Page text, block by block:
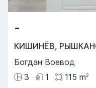
-
КИШИНЁВ,
Богдан Воевод
3
1 115 m2